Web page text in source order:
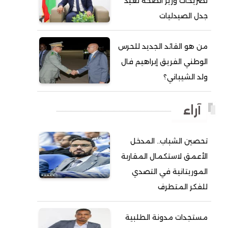
أحمد ولد آبه
أحمد ولد الديه
أحمد ولد السالك
أحمد ولد باهيه
أحمد ولد داداه
أحمد ولد علال
أحمد ولد محمد ديدي
أحمد ولد نافع
جدل الصيدليات
من هو القائد الجديد للحرس
الوطني الفريق إبراهيم فال
ولد الشيباني؟
آراء
تحصين الشباب.. المدخل
الأعمق لاستكمال المقاربة
الموريتانية في التصدي
للفكر المتطرف
مستجدات مدونة الطلبية